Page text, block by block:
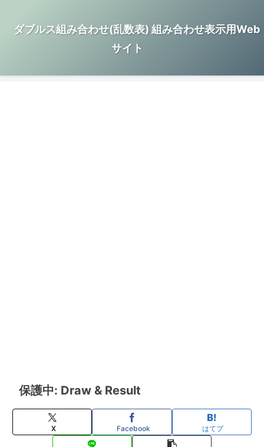
ダブルス組み合わせ(乱数表) 組み合わせ表示用Web
サイト
保護中: Draw & Result
X Facebook はてブ